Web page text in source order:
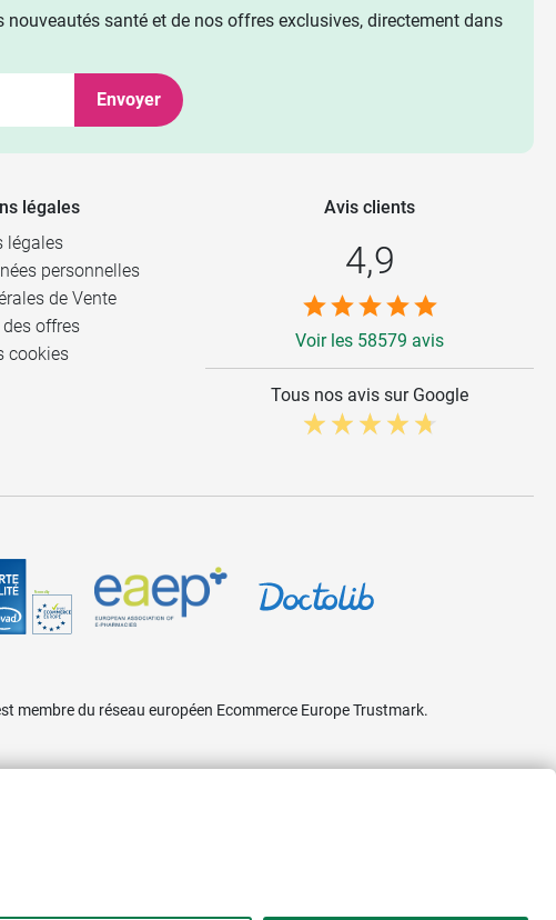
nouveautés santé et de nos offres exclusives, directement dans
Envoyer
légales
légales
personnelles
de Vente
offres
cookies
Avis clients
4,9
Voir les 58579 avis
Tous nos avis sur Google
membre du réseau européen Ecommerce Europe Trustmark.